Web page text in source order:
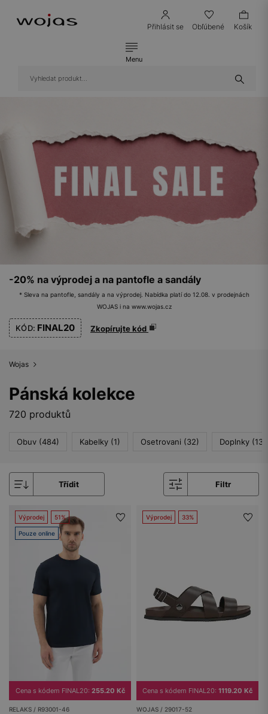
Přihlásit se Obľúbené Košík
Menu
-20% na výprodej a na pantofle a sandály
* Sleva na pantofle, sandály a na výprodej. Nabídka platí do 12.08. v prodejnách
WOJAS i na www.wojas.cz
KÓD: FINAL20 Zkopírujte kód
Wojas
Pánská kolekce
720 produktů
Obuv (484) Kabelky (1) Osetrovani (32) Doplnky
Třídit Filtr
Výprodej 51%
Pouze online
Cena s kódem FINAL20: 255.20 Kč
RELAKS / R93001-46
Výprodej 33%
Cena s kódem FINAL20: 1119.20 Kč
WOJAS / 29017-52